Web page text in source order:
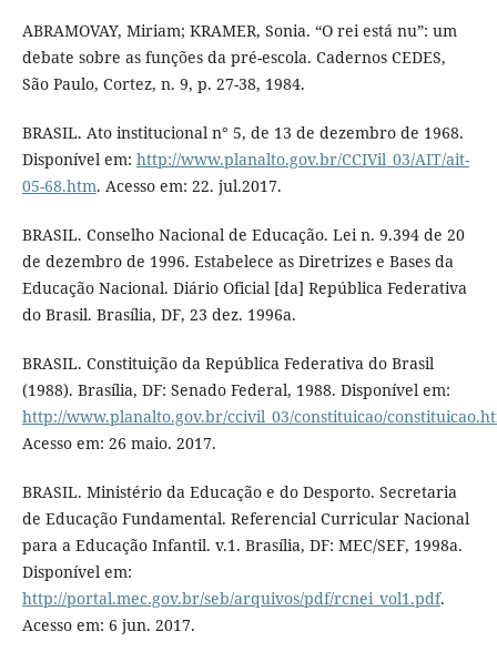
ABRAMOVAY, Miriam; KRAMER, Sonia. “O rei está nu”: um
debate sobre as funções da pré-escola. Cadernos CEDES,
São Paulo, Cortez, n. 9, p. 27-38, 1984.
BRASIL. Ato institucional n° 5, de 13 de dezembro de 1968.
Disponível em: http://www.planalto.gov.br/CCIVil_03/AIT/ait-
05-68.htm. Acesso em: 22. jul.2017.
BRASIL. Conselho Nacional de Educação. Lei n. 9.394 de 20
de dezembro de 1996. Estabelece as Diretrizes e Bases da
Educação Nacional. Diário Oficial [da] República Federativa
do Brasil. Brasília, DF, 23 dez. 1996a.
BRASIL. Constituição da República Federativa do Brasil
(1988). Brasília, DF: Senado Federal, 1988. Disponível em:
http://www.planalto.gov.br/ccivil_03/constituicao/
Acesso em: 26 maio. 2017.
BRASIL. Ministério da Educação e do Desporto. Secretaria
de Educação Fundamental. Referencial Curricular Nacional
para a Educação Infantil. v.1. Brasília, DF: MEC/SEF, 1998a.
Disponível em:
http://portal.mec.gov.br/seb/arquivos/pdf/rcnei_vol1.pdf.
Acesso em: 6 jun. 2017.